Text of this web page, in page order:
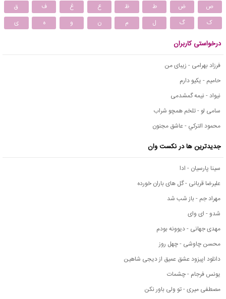
ص
ض ط ظ ع غ ف
ق
ک
گ ل م ن و ه ی
درخواستی کاربران
فرزاد بهرامی - زیبای من
حامیم - یکیو دارم
نیواد - نیمه گمشدمی
سامی لو - تلخم همچو شراب
محمود التركي - عاشق مجنون
جدیدترین ها در نکست وان
سینا پارسیان - ادا
علیرضا قربانی - گل های باران خورده
مهراد جم - باز شب شد
شدو - ای وای
مهدی جهانی - دیوونه بودم
محسن چاوشی - چهل روز
دانلود اپیزود عشق عمیق از دیجی شاهین
یونس فرجام - چشمات
مصطفی میری - تو ولی باور نکن